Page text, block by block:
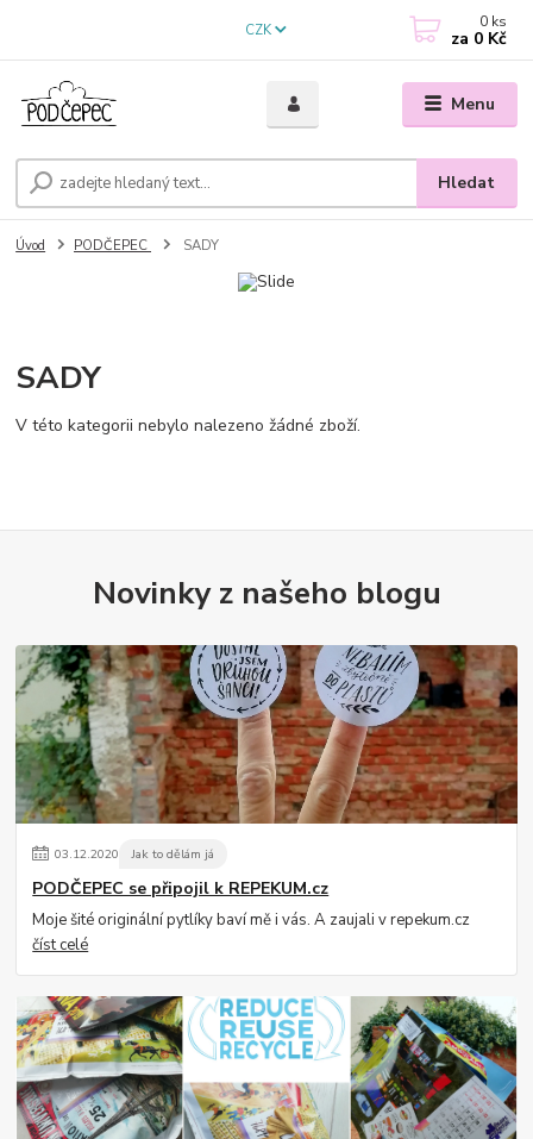
Menu
CZK
Hledat
0 ks
za 0 Kč
Úvod PODČEPEC SADY
SADY
V této kategorii nebylo nalezeno žádné zboží.
Novinky z našeho blogu
03.12.2020 Jak to dělám já
PODČEPEC se připojil k REPEKUM.cz
Moje šité originální pytlíky baví mě i vás. A zaujali v repekum.cz
číst celé